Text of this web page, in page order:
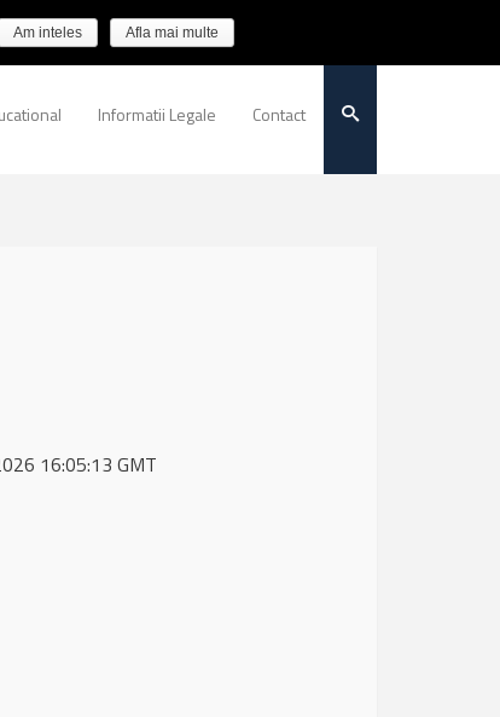
Informatii Legale Contact
16:05:13 GMT
Am inteles Afla mai multe